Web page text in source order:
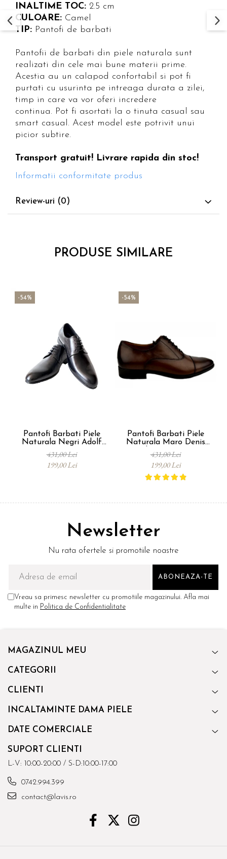
INALTIME TOC: 2.5 cm
CULOARE: Camel
TIP: Pantofi de barbati
Pantofii de barbati din piele naturala sunt
realizati din cele mai bune materii prime.
Acestia au un calapod confortabil si pot fi
purtati cu usurinta pe intreaga durata a zilei,
timp in care va vor oferi incredere
continua. Pot fi asortati la o tinuta casual sau
smart casual. Acest model este potrivit unui
picior subtire.
Transport gratuit! Livrare rapida din stoc!
Informatii conformitate produs
Review-uri (0)
PRODUSE SIMILARE
-54%
Pantofi Barbati Piele
Naturala Negri Adolf
B00173
431,00 Lei
199,00 Lei
-54%
Pantofi Barbati Piele
Naturala Maro Denis
Oliver B00005
431,00 Lei
199,00 Lei
Newsletter
Nu rata ofertele si promotiile noastre
Vreau sa primesc newsletter cu promotiile magazinului. Afla mai
multe in Politica de Confidentialitate
MAGAZINUL MEU
CATEGORII
CLIENTI
INCALTAMINTE DAMA PIELE
DATE COMERCIALE
SUPORT CLIENTI
L-V: 10:00-20:00 / S-D:10:00-17:00
0742.994.399
contact@lavis.ro